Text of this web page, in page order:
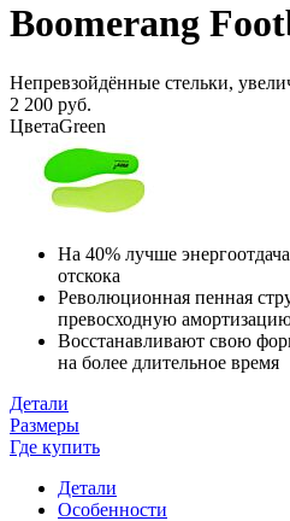
Boomerang
Непревзойдённые стельки,
2 200 руб.
ЦветаGreen
На 40% лучше
отскока
Революционная пенная
превосходную
Восстанавливают свою
на более длительное время
Детали
Размеры
Где купить
Детали
Особенности